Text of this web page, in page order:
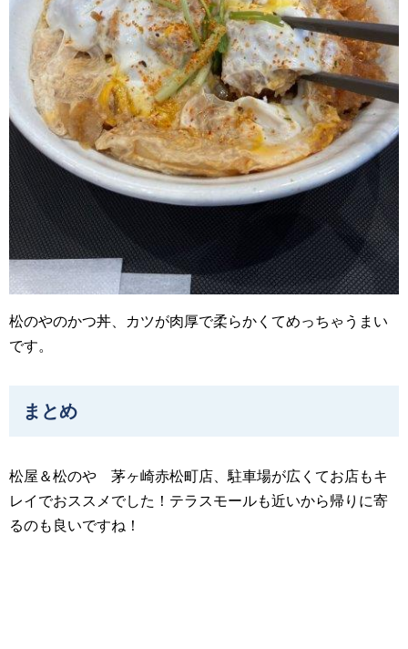
松のやのかつ丼、カツが肉厚で柔らかくてめっちゃうまい
です。
まとめ
松屋＆松のや 茅ヶ崎赤松町店、駐車場が広くてお店もキ
レイでおススメでした！テラスモールも近いから帰りに寄
るのも良いですね！